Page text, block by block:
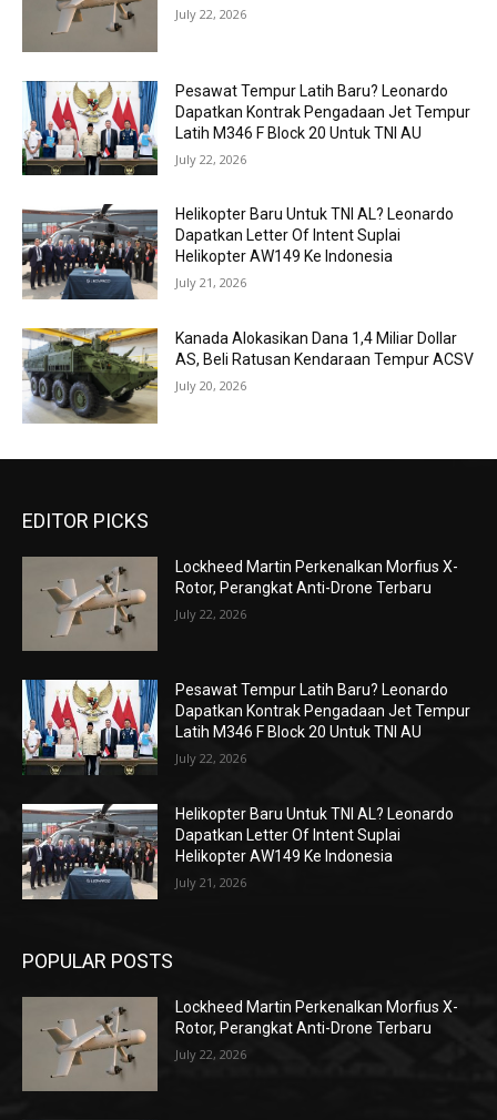
July 22, 2026
Pesawat Tempur Latih Baru? Leonardo
Dapatkan Kontrak Pengadaan Jet Tempur
Latih M346 F Block 20 Untuk TNI AU
July 22, 2026
Helikopter Baru Untuk TNI AL? Leonardo
Dapatkan Letter Of Intent Suplai
Helikopter AW149 Ke Indonesia
July 21, 2026
Kanada Alokasikan Dana 1,4 Miliar Dollar
AS, Beli Ratusan Kendaraan Tempur ACSV
July 20, 2026
EDITOR PICKS
Lockheed Martin Perkenalkan Morfius X-
Rotor, Perangkat Anti-Drone Terbaru
July 22, 2026
Pesawat Tempur Latih Baru? Leonardo
Dapatkan Kontrak Pengadaan Jet Tempur
Latih M346 F Block 20 Untuk TNI AU
July 22, 2026
Helikopter Baru Untuk TNI AL? Leonardo
Dapatkan Letter Of Intent Suplai
Helikopter AW149 Ke Indonesia
July 21, 2026
POPULAR POSTS
Lockheed Martin Perkenalkan Morfius X-
Rotor, Perangkat Anti-Drone Terbaru
July 22, 2026